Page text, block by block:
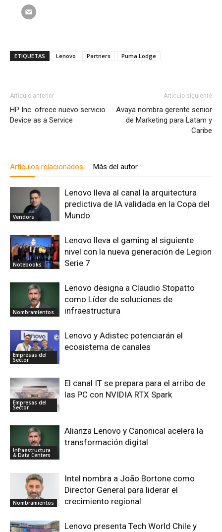
ETIQUETAS Lenovo Partners Puma Lodge
Artículo anterior
HP Inc. ofrece nuevo servicio
Device as a Service
Artículo siguiente
Avaya nombra gerente senior
de Marketing para Latam y
Caribe
Artículos relacionados Más del autor
Vendors
Lenovo lleva al canal la arquitectura
predictiva de IA validada en la Copa del
Mundo
Notebooks
Lenovo lleva el gaming al siguiente
nivel con la nueva generación de Legion
Serie 7
Nombramientos
Lenovo designa a Claudio Stopatto
como Líder de soluciones de
infraestructura
Empresas del
Sector
Lenovo y Adistec potenciarán el
ecosistema de canales
Empresas del
Sector
El canal IT se prepara para el arribo de
las PC con NVIDIA RTX Spark
Infraestructura
& Data Centers
Alianza Lenovo y Canonical acelera la
transformación digital
Nombramientos
Intel nombra a João Bortone como
Director General para liderar el
crecimiento regional
Lenovo presenta Tech World Chile y